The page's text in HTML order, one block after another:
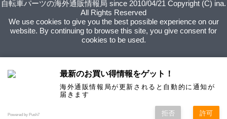
自転車パーツの海外通販情報局 since 2010/04/21 Copyright (C) ina.
All Rights Reserved
We use cookies to give you the best possible experience on our
website. By continuing to browse this site, you give consent for
cookies to be used.
最新のお買い得情報をゲット！
海外通販情報局が更新されると自動的に通知が
届きます
Powered by Push7 拒否 許可